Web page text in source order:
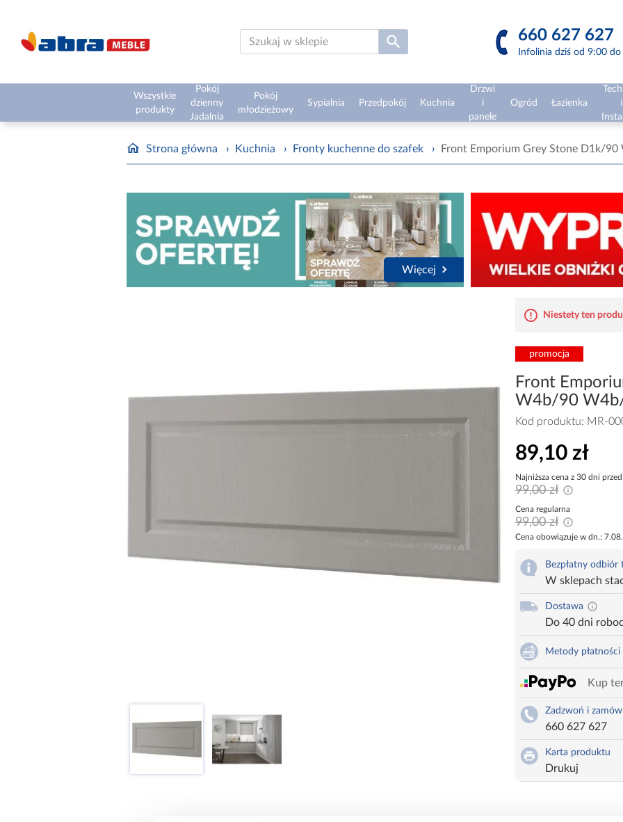
660 627 627
Infolinia dziś od 9:00
Wszystkie
produkty
Pokój
dzienny
Jadalnia
Pokój
młodzieżowy
Sypialnia Przedpokój Kuchnia
Drzwi
i
panele
Ogród Łazienka
i
Strona główna › Kuchnia › Fronty kuchenne do szafek › Front Emporium Grey Stone D1k/
Więcej
Niestety ten
promocja
Front
W4b/90
Kod produktu: MR-
89,10 zł
Najniższa cena z 30 dni
99,00 zł
Cena regularna
99,00 zł
Cena obowiązuje w dn.:
Bezpłatny odbiór
W sklepach
Dostawa
Do 40 dni
Metody płatności
Kup
Zadzwoń i zamów
660 627 627
Karta produktu
Drukuj